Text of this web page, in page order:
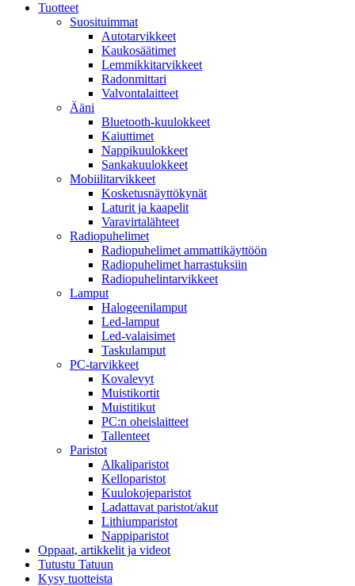
Tuotteet
Suosituimmat
Autotarvikkeet
Kaukosäätimet
Lemmikkitarvikkeet
Radonmittari
Valvontalaitteet
Ääni
Bluetooth-kuulokkeet
Kaiuttimet
Nappikuulokkeet
Sankakuulokkeet
Mobiilitarvikkeet
Kosketusnäyttökynät
Laturit ja kaapelit
Varavirtalähteet
Radiopuhelimet
Radiopuhelimet ammattikäyttöön
Radiopuhelimet harrastuksiin
Radiopuhelintarvikkeet
Lamput
Halogeenilamput
Led-lamput
Led-valaisimet
Taskulamput
PC-tarvikkeet
Kovalevyt
Muistikortit
Muistitikut
PC:n oheislaitteet
Tallenteet
Paristot
Alkaliparistot
Kelloparistot
Kuulokojeparistot
Ladattavat paristot/akut
Lithiumparistot
Nappiparistot
Oppaat, artikkelit ja videot
Tutustu Tatuun
Kysy tuotteista